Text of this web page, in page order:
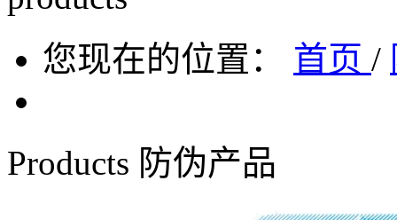
您现在的位置：
首页 /
Products 防伪产品